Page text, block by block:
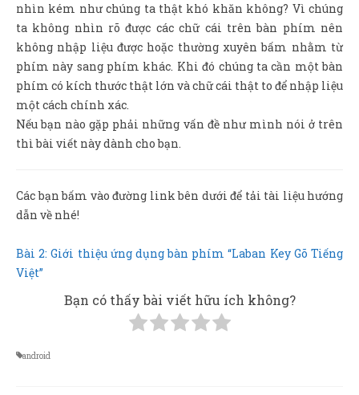
Liên hệ
nhìn kém như chúng ta thật khó khăn không? Vì chúng
ta không nhìn rõ được các chữ cái trên bàn phím nên
không nhập liệu được hoặc thường xuyên bấm nhằm từ
phím này sang phím khác. Khi đó chúng ta cần một bàn
phím có kích thước thật lớn và chữ cái thật to để nhập liệu
một cách chính xác.
Nếu bạn nào gặp phải những vấn đề như mình nói ở trên
thì bài viết này dành cho bạn.
Các bạn bấm vào đường link bên dưới để tải tài liệu hướng
dẫn về nhé!
Bài 2: Giới thiệu ứng dụng bàn phím “Laban Key Gõ Tiếng
Việt”
Bạn có thấy bài viết hữu ích không?
android